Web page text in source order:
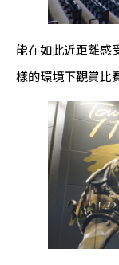
能在如此近距離感
樣的環境下觀賞比